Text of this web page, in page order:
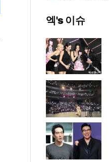
했다
엑's 이슈